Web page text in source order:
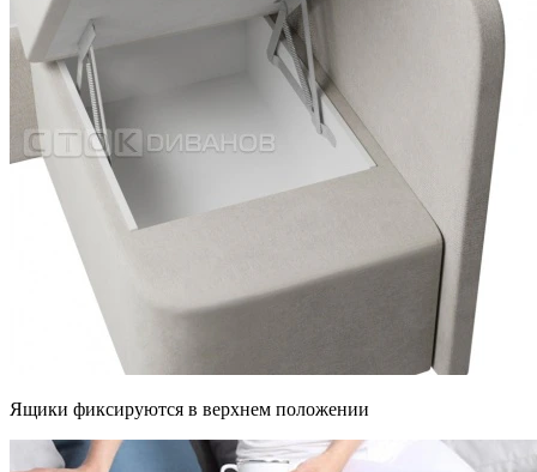
Ящики фиксируются в верхнем положении